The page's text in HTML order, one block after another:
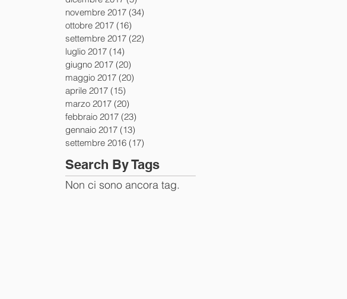
novembre 2017 (34)
ottobre 2017 (16)
settembre 2017 (22)
luglio 2017 (14)
giugno 2017 (20)
maggio 2017 (20)
aprile 2017 (15)
marzo 2017 (20)
febbraio 2017 (23)
gennaio 2017 (13)
settembre 2016 (17)
Search By Tags
Non ci sono ancora tag.